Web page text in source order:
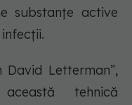
substanțe active
Letterman”,
tehnică